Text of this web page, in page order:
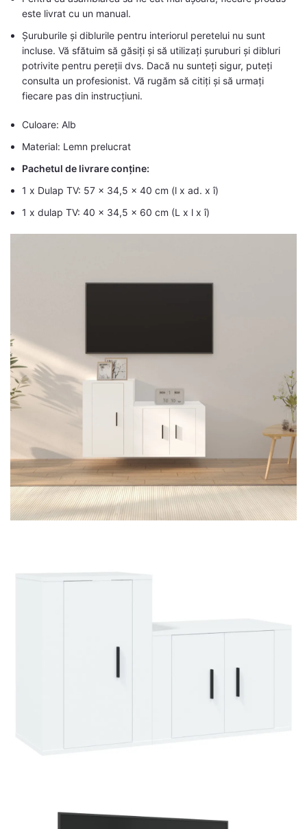
este livrat cu un manual.
Șuruburile și diblurile pentru interiorul peretelui nu sunt
incluse. Vă sfătuim să găsiți și să utilizați șuruburi și dibluri
potrivite pentru pereții dvs. Dacă nu sunteți sigur, puteți
consulta un profesionist. Vă rugăm să citiți și să urmați
fiecare pas din instrucțiuni.
Culoare: Alb
Material: Lemn prelucrat
Pachetul de livrare conține:
1 x Dulap TV: 57 x 34,5 x 40 cm (l x ad. x î)
1 x dulap TV: 40 x 34,5 x 60 cm (L x l x î)